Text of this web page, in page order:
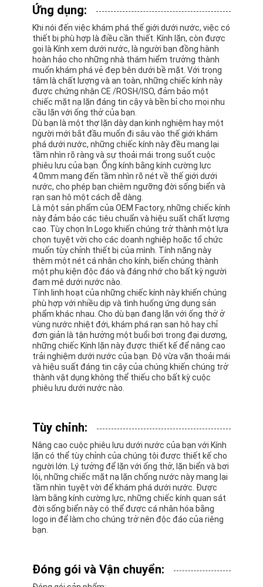
Vòng bơi
Bộ mặt nạ lặn
Phụ kiện lặn
Ứng dụng:
Khi nói đến việc khám phá thế giới dưới nước, việc có
thiết bị phù hợp là điều cần thiết. Kính lặn, còn được
gọi là Kính xem dưới nước, là người bạn đồng hành
hoàn hảo cho những nhà thám hiểm trưởng thành
muốn khám phá vẻ đẹp bên dưới bề mặt. Với trọng
tâm là chất lượng và an toàn, những chiếc kính này
được chứng nhận CE /ROSH/ISO, đảm bảo một
chiếc mặt nạ lặn đáng tin cậy và bền bỉ cho mọi nhu
cầu lặn với ống thở của bạn.
Dù bạn là một thợ lặn dày dạn kinh nghiệm hay một
người mới bắt đầu muốn đi sâu vào thế giới khám
phá dưới nước, những chiếc kính này đều mang lại
tầm nhìn rõ ràng và sự thoải mái trong suốt cuộc
phiêu lưu của bạn. Ống kính bằng kính cường lực
4.0mm mang đến tầm nhìn rõ nét về thế giới dưới
nước, cho phép bạn chiêm ngưỡng đời sống biển và
rạn san hô một cách dễ dàng.
Là một sản phẩm của OEM Factory, những chiếc kính
này đảm bảo các tiêu chuẩn và hiệu suất chất lượng
cao. Tùy chọn In Logo khiến chúng trở thành một lựa
chọn tuyệt vời cho các doanh nghiệp hoặc tổ chức
muốn tùy chỉnh thiết bị của mình. Tính năng này
thêm một nét cá nhân cho kính, biến chúng thành
một phụ kiện độc đáo và đáng nhớ cho bất kỳ người
đam mê dưới nước nào.
Tính linh hoạt của những chiếc kính này khiến chúng
phù hợp với nhiều dịp và tình huống ứng dụng sản
phẩm khác nhau. Cho dù bạn đang lặn với ống thở ở
vùng nước nhiệt đới, khám phá rạn san hô hay chỉ
đơn giản là tận hưởng một buổi bơi trong đại dương,
những chiếc Kính lặn này được thiết kế để nâng cao
trải nghiệm dưới nước của bạn. Độ vừa vặn thoải mái
và hiệu suất đáng tin cậy của chúng khiến chúng trở
thành vật dụng không thể thiếu cho bất kỳ cuộc
phiêu lưu dưới nước nào.
Tùy chỉnh:
Nâng cao cuộc phiêu lưu dưới nước của bạn với Kính
lặn có thể tùy chỉnh của chúng tôi được thiết kế cho
người lớn. Lý tưởng để lặn với ống thở, lặn biển và bơi
lội, những chiếc mặt nạ lặn chống nước này mang lại
tầm nhìn tuyệt vời để khám phá dưới nước. Được
làm bằng kính cường lực, những chiếc kính quan sát
đời sống biển này có thể được cá nhân hóa bằng
logo in để làm cho chúng trở nên độc đáo của riêng
bạn.
Đóng gói và Vận chuyển: